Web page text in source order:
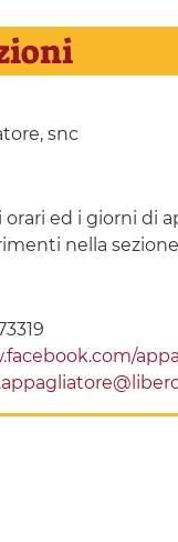
snc
orari ed i giorni di
nella